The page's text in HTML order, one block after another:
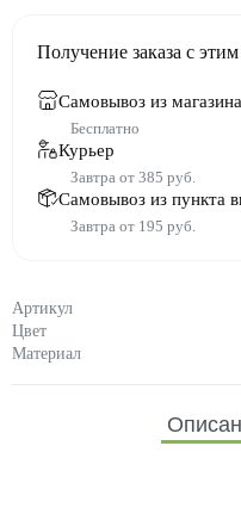
Артикул
Цвет
Материал
Получение заказа с
Самовывоз из магазина
Бесплатно
Курьер
Завтра от 385 руб.
Самовывоз из пункта
Завтра от 195 руб.